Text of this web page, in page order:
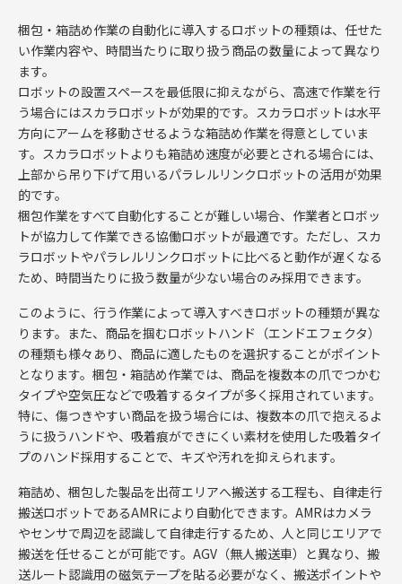
梱包・箱詰め作業の自動化に導入するロボットの種類は、任せた
い作業内容や、時間当たりに取り扱う商品の数量によって異なり
ます。
ロボットの設置スペースを最低限に抑えながら、高速で作業を行
う場合にはスカラロボットが効果的です。スカラロボットは水平
方向にアームを移動させるような箱詰め作業を得意としていま
す。スカラロボットよりも箱詰め速度が必要とされる場合には、
上部から吊り下げて用いるパラレルリンクロボットの活用が効果
的です。
梱包作業をすべて自動化することが難しい場合、作業者とロボッ
トが協力して作業できる協働ロボットが最適です。ただし、スカ
ラロボットやパラレルリンクロボットに比べると動作が遅くなる
ため、時間当たりに扱う数量が少ない場合のみ採用できます。
このように、行う作業によって導入すべきロボットの種類が異な
ります。また、商品を掴むロボットハンド（エンドエフェクタ）
の種類も様々あり、商品に適したものを選択することがポイント
となります。梱包・箱詰め作業では、商品を複数本の爪でつかむ
タイプや空気圧などで吸着するタイプが多く採用されています。
特に、傷つきやすい商品を扱う場合には、複数本の爪で抱えるよ
うに扱うハンドや、吸着痕ができにくい素材を使用した吸着タイ
プのハンド採用することで、キズや汚れを抑えられます。
箱詰め、梱包した製品を出荷エリアへ搬送する工程も、自律走行
搬送ロボットであるAMRにより自動化できます。AMRはカメラ
やセンサで周辺を認識して自律走行するため、人と同じエリアで
搬送を任せることが可能です。AGV（無人搬送車）と異なり、搬
送ルート認識用の磁気テープを貼る必要がなく、搬送ポイントや